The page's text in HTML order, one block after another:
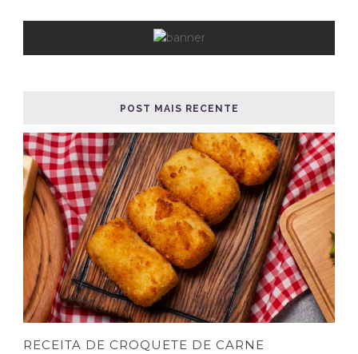
POST MAIS RECENTE
RECEITA DE CROQUETE DE CARNE